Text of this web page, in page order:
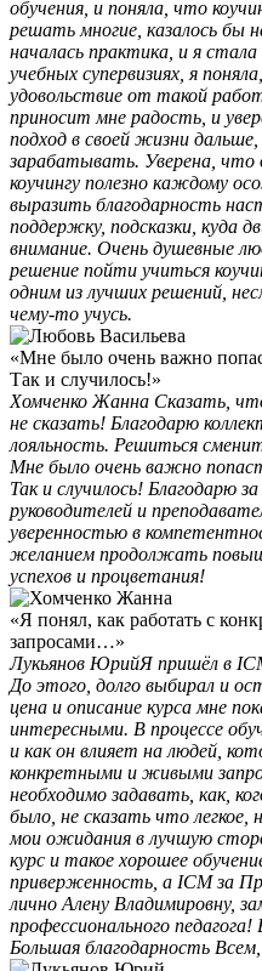
обучения, и поняла, что
решать многие, казалось бы
началась практика, и я
учебных супервизиях, я
удовольствие от такой
приносит мне радость, и
подход в своей жизни
зарабатывать. Уверена, что
коучингу полезно каждому
выразить благодарность
поддержку, подсказки, куда
внимание. Очень душевные
решение пойти учиться
одним из лучших решений,
чему-то учусь.
«Мне было очень важно
Так и случилось!»
Хомченко Жанна Сказать,
не сказать! Благодарю
лояльность. Решиться
Мне было очень важно
Так и случилось! Благодарю
руководителей и
уверенностью в
желанием продолжать
успехов и процветания!
«Я понял, как работать с
запросами…»
Лукьянов ЮрийЯ пришёл в
До этого, долго выбирал и
цена и описание курса мне
интересными. В процессе
и как он влияет на людей,
конкретными и живыми
необходимо задавать, как,
было, не сказать что легкое,
мои ожидания в лучшую
курс и такое хорошее
приверженность, а ICM за
лично Алену Владимировну,
профессионального
Большая благодарность